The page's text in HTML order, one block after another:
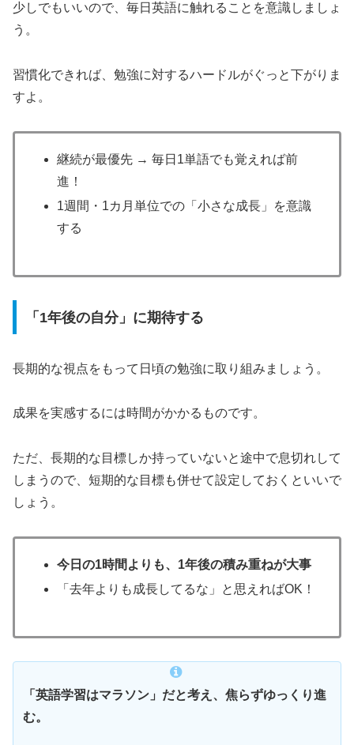
少しでもいいので、毎日英語に触れることを意識しましょ
う。
習慣化できれば、勉強に対するハードルがぐっと下がりま
すよ。
継続が最優先 → 毎日1単語でも覚えれば前
進！
1週間・1カ月単位での「小さな成長」を意識
する
「1年後の自分」に期待する
長期的な視点をもって日頃の勉強に取り組みましょう。
成果を実感するには時間がかかるものです。
ただ、長期的な目標しか持っていないと途中で息切れして
しまうので、短期的な目標も併せて設定しておくといいで
しょう。
今日の1時間よりも、1年後の積み重ねが大事
「去年よりも成長してるな」と思えればOK！
「英語学習はマラソン」だと考え、焦らずゆっくり進
む。